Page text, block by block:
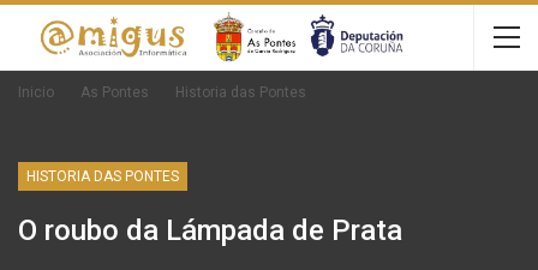
Inicio As Pontes Historia das Pontes
HISTORIA DAS PONTES
O roubo da Lámpada de Prata